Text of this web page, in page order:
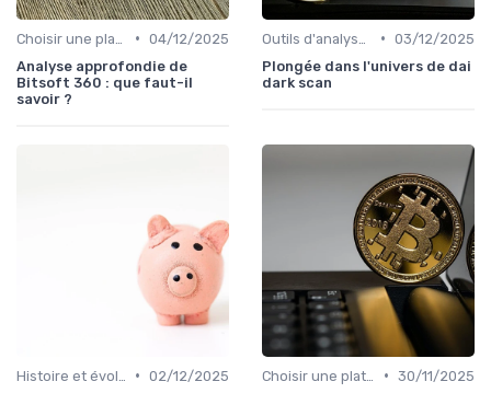
• 04/12/2025
Analyse approfondie de
Bitsoft 360 : que faut-il
savoir ?
• 03/12/2025
Plongée dans l'univers de dai
dark scan
• 02/12/2025
• 30/11/2025